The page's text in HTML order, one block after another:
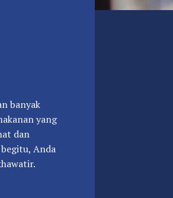
banyak
yang
dan
Anda